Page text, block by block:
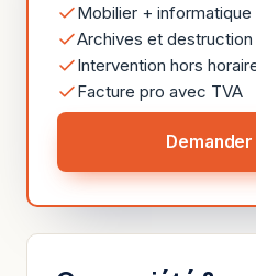
Mobilier + informatique
Archives et
Intervention hors
Facture pro avec TVA